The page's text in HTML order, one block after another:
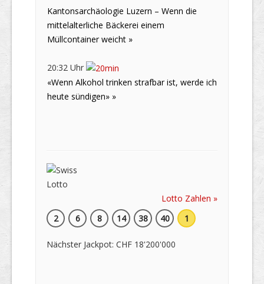
Kantonsarchäologie Luzern – Wenn die
mittelalterliche Bäckerei einem
Müllcontainer weicht »
20:32 Uhr
«Wenn Alkohol trinken strafbar ist, werde ich
heute sündigen» »
Lotto Zahlen »
2
6 8 14 38 40 1
Nächster Jackpot: CHF 18'200'000